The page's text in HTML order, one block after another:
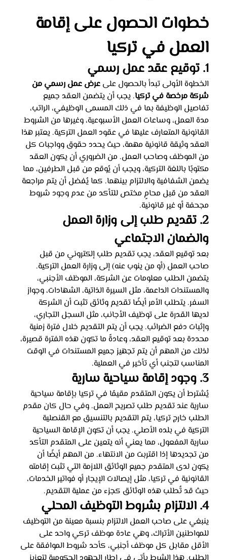
خطوات الحصول على إقامة
العمل في تركيا
1. توقيع عقد عمل رسمي
الخطوة الأولى تبدأ بالحصول على عرض عمل رسمي من
شركة مرخصة في تركيا. يجب أن يتضمن العقد جميع
تفاصيل الوظيفة بما في ذلك المسمى الوظيفي، الراتب،
مدة العمل، وساعات العمل الأسبوعية، وغيرها من الشروط
القانونية المتعارف عليها في عقود العمل التركية. يعتبر هذا
العقد وثيقة قانونية مهمة، حيث يحدد حقوق وواجبات كل
من الموظف وصاحب العمل. من الضروري أن يكون العقد
مكتوبًا باللغة التركية، ويجب أن يُوقع من قبل الطرفين، مما
يضمن الشفافية والالتزام بينهما. كما يُفضل أن يتم مراجعة
العقد من قبل محامٍ مختص للتأكد من عدم وجود شروط
مجحفة أو غير قانونية.
2. تقديم طلب إلى وزارة العمل
والضمان الاجتماعي
بعد توقيع العقد، يجب تقديم طلب إلكتروني من قبل
صاحب العمل (أو من ينوب عنه) إلى وزارة العمل التركية.
يتضمن الطلب معلومات عن الشركة، الموظف الأجنبي،
والمستندات الداعمة، مثل السيرة الذاتية، الشهادات، وجواز
السفر. يتطلب الأمر أيضًا تقديم وثائق تثبت أن الشركة
لديها القدرة على توظيف الأجانب، مثل السجل التجاري،
وإثبات دفع الضرائب. يجب أن يتم التقديم خلال فترة زمنية
محددة بعد توقيع العقد، وعادةً ما تكون هذه الفترة قصيرة،
لذلك من المهم أن يتم تجهيز جميع المستندات في الوقت
المناسب لتجنب أي تأخير في العملية.
3. وجود إقامة سياحية سارية
يُشترط أن يكون المتقدم مقيمًا في تركيا بإقامة سياحية
سارية عند تقديم طلب تصريح العمل. وفي حال كان مقدم
الطلب خارج تركيا، يتم التقديم بالتنسيق مع القنصلية
التركية في بلده الأصلي. يجب أن تكون الإقامة السياحية
سارية المفعول، مما يعني أنه يتعين على المتقدم التأكد
من تجديدها إذا اقتربت من الانتهاء. من المهم أيضًا أن
يكون لدى المتقدم جميع الوثائق اللازمة التي تثبت إقامته
القانونية في تركيا، مثل إيصالات الإيجار أو فواتير الخدمات،
حيث قد تُطلب هذه الوثائق كجزء من عملية التقديم.
4. الالتزام بشروط التوظيف المحلي
ينبغي على صاحب العمل الالتزام بنسبة معينة من التوظيف
للمواطنين الأتراك، وهي عادة موظف تركي واحد على
الأقل مقابل كل موظف أجنبي، كأحد شروط الموافقة على